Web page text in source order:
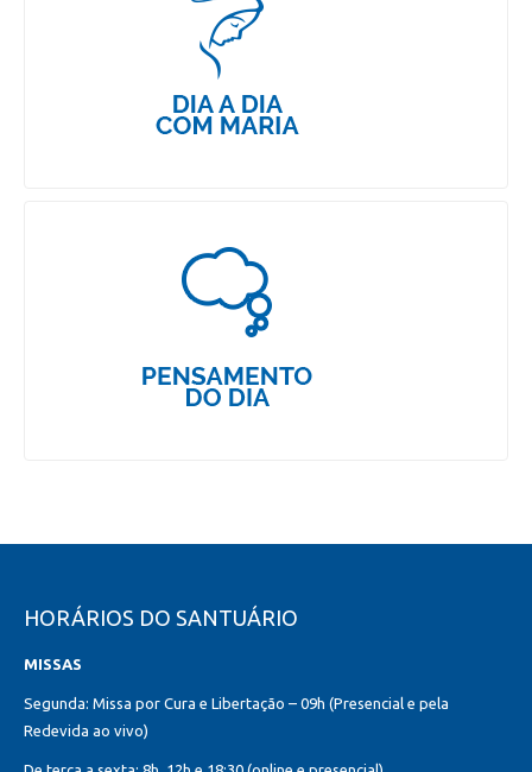
HORÁRIOS DO SANTUÁRIO
MISSAS
Segunda: Missa por Cura e Libertação – 09h (Presencial e pela
Redevida ao vivo)